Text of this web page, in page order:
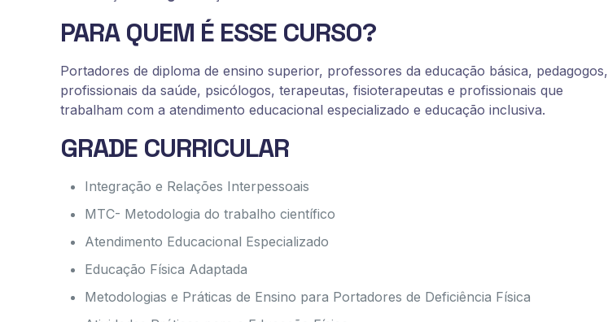
PARA QUEM É ESSE CURSO?
Portadores de diploma de ensino superior, professores da educação básica, pedagogos,
profissionais da saúde, psicólogos, terapeutas, fisioterapeutas e profissionais que
trabalham com a atendimento educacional especializado e educação inclusiva.
GRADE CURRICULAR
Integração e Relações Interpessoais
MTC- Metodologia do trabalho científico
Atendimento Educacional Especializado
Educação Física Adaptada
Metodologias e Práticas de Ensino para Portadores de Deficiência Física